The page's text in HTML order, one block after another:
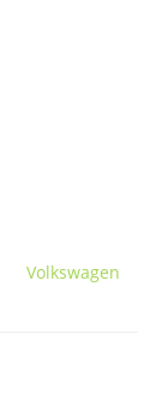
Volkswagen